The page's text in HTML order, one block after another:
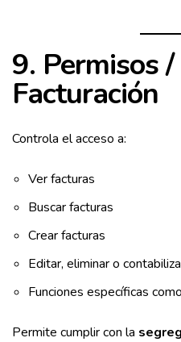
9. Permisos
Facturación
Controla el acceso a:
Ver facturas
Buscar facturas
Crear facturas
Editar, eliminar o
Funciones específicas
Permite cumplir con la